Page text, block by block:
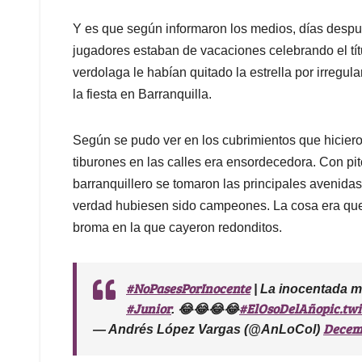
Y es que según informaron los medios, días
jugadores estaban de vacaciones celebrando el
verdolaga le habían quitado la estrella por
la fiesta en Barranquilla.
Según se pudo ver en los cubrimientos que
tiburones en las calles era ensordecedora. Con
barranquillero se tomaron las principales
verdad hubiesen sido campeones. La cosa era
broma en la que cayeron redonditos.
#NoPasesPorInocente| La inocentada
#Junior. 😂😂😂😂#ElOsoDelAño
— Andrés López Vargas (@AnLoCol)